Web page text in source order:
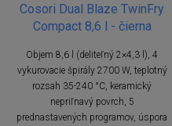
Cosori Dual Blaze TwinFry
Compact 8,6 l - čierna
Objem 8,6 l (deliteľný 2×4,3 l), 4
vykurovacie špirály 2700 W, teplotný
rozsah 35-240 °C, keramický
nepriľnavý povrch, 5
prednastavených programov, úspora